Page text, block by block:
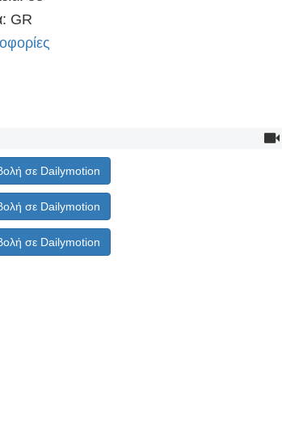
GR
σε Dailymotion
σε Dailymotion
σε Dailymotion